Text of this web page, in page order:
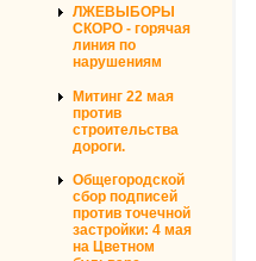
ЛЖЕВЫБОРЫ
СКОРО - горячая
линия по
нарушениям
Митинг 22 мая
против
строительства
дороги.
Общегородской
сбор подписей
против точечной
застройки: 4 мая
на Цветном